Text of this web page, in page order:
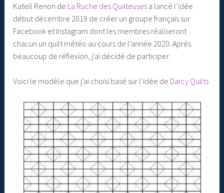
Katell Renon de La Ruche des Quilteuses a lancé l’idée
début décembre 2019 de créer un groupe français sur
Facebook et Instagram dont les membres réaliseront
chacun un quilt météo au cours de l’année 2020. Après
beaucoup de réflexion, j’ai décidé de participer.
Voici le modèle que j’ai choisi basé sur l’idée de Darcy Quilts